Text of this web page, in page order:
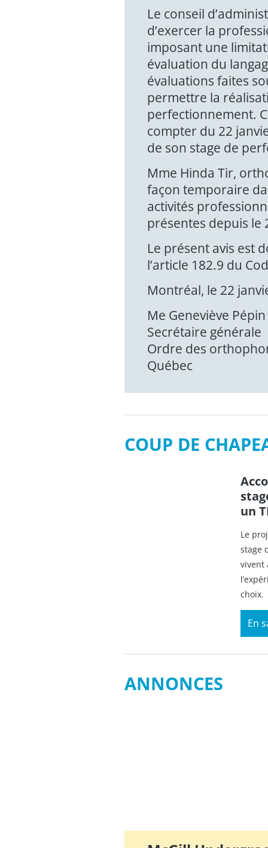
Le conseil
d’exercer la
imposant une
évaluation du
évaluations faites
permettre la
perfectionnement.
compter du 22
de son stage de
Mme Hinda Tir,
façon temporaire
activités
présentes depuis le
Le présent avis est
l’article 182.9 du
Montréal, le 22
Me Geneviève Pépin
Secrétaire générale
Ordre des
Québec
COUP DE
un
Le
stage
vivent
choix.
En
ANNONCES